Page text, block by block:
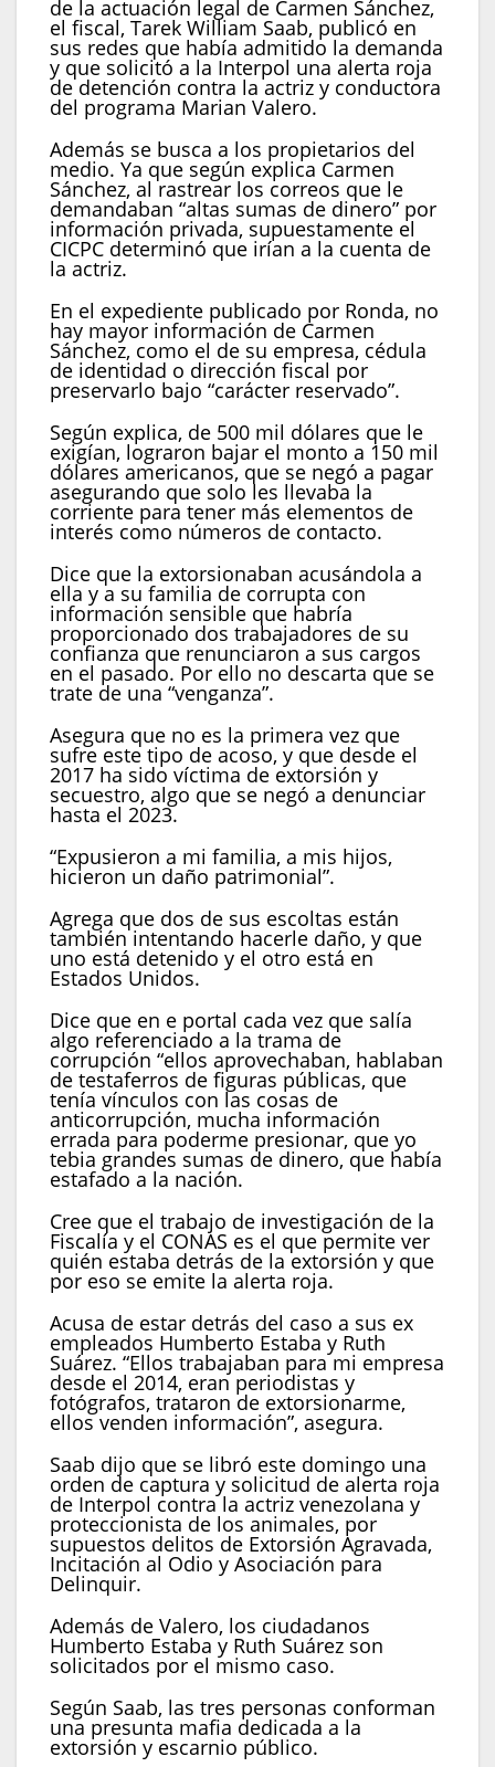
de la actuación legal de Carmen Sánchez,
el fiscal, Tarek William Saab, publicó en
sus redes que había admitido la demanda
y que solicitó a la Interpol una alerta roja
de detención contra la actriz y conductora
del programa Marian Valero.
Además se busca a los propietarios del
medio. Ya que según explica Carmen
Sánchez, al rastrear los correos que le
demandaban “altas sumas de dinero” por
información privada, supuestamente el
CICPC determinó que irían a la cuenta de
la actriz.
En el expediente publicado por Ronda, no
hay mayor información de Carmen
Sánchez, como el de su empresa, cédula
de identidad o dirección fiscal por
preservarlo bajo “carácter reservado”.
Según explica, de 500 mil dólares que le
exigían, lograron bajar el monto a 150 mil
dólares americanos, que se negó a pagar
asegurando que solo les llevaba la
corriente para tener más elementos de
interés como números de contacto.
Dice que la extorsionaban acusándola a
ella y a su familia de corrupta con
información sensible que habría
proporcionado dos trabajadores de su
confianza que renunciaron a sus cargos
en el pasado. Por ello no descarta que se
trate de una “venganza”.
Asegura que no es la primera vez que
sufre este tipo de acoso, y que desde el
2017 ha sido víctima de extorsión y
secuestro, algo que se negó a denunciar
hasta el 2023.
“Expusieron a mi familia, a mis hijos,
hicieron un daño patrimonial”.
Agrega que dos de sus escoltas están
también intentando hacerle daño, y que
uno está detenido y el otro está en
Estados Unidos.
Dice que en e portal cada vez que salía
algo referenciado a la trama de
corrupción “ellos aprovechaban, hablaban
de testaferros de figuras públicas, que
tenía vínculos con las cosas de
anticorrupción, mucha información
errada para poderme presionar, que yo
tebia grandes sumas de dinero, que había
estafado a la nación.
Cree que el trabajo de investigación de la
Fiscalía y el CONAS es el que permite ver
quién estaba detrás de la extorsión y que
por eso se emite la alerta roja.
Acusa de estar detrás del caso a sus ex
empleados Humberto Estaba y Ruth
Suárez. “Ellos trabajaban para mi empresa
desde el 2014, eran periodistas y
fotógrafos, trataron de extorsionarme,
ellos venden información”, asegura.
Saab dijo que se libró este domingo una
orden de captura y solicitud de alerta roja
de Interpol contra la actriz venezolana y
proteccionista de los animales, por
supuestos delitos de Extorsión Agravada,
Incitación al Odio y Asociación para
Delinquir.
Además de Valero, los ciudadanos
Humberto Estaba y Ruth Suárez son
solicitados por el mismo caso.
Según Saab, las tres personas conforman
una presunta mafia dedicada a la
extorsión y escarnio público.